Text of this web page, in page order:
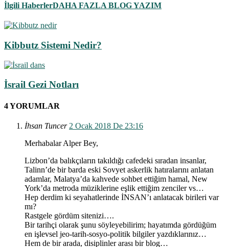
İlgili HaberlerDAHA FAZLA BLOG YAZIM
Kibbutz Sistemi Nedir?
İsrail Gezi Notları
4 YORUMLAR
İhsan Tuncer 2 Ocak 2018 De 23:16
Merhabalar Alper Bey,
Lizbon’da balıkçıların takıldığı cafedeki sıradan insanlar,
Talinn’de bir barda eski Sovyet askerlik hatıralarını anlatan
adamlar, Malatya’da kahvede sohbet ettiğim hamal, New
York’da metroda müziklerine eşlik ettiğim zenciler vs…
Hep derdim ki seyahatlerinde İNSAN’ı anlatacak birileri var
mı?
Rastgele gördüm sitenizi….
Bir tarihçi olarak şunu söyleyebilirim; hayatımda gördüğüm
en işlevsel jeo-tarih-sosyo-politik bilgiler yazdıklarınız…
Hem de bir arada, disiplinler arası bir blog…